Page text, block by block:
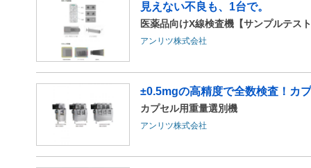
見えない不良も、1台で。
医薬品向けX線検査機【サンプルテス
アンリツ株式会社
±0.5mgの高精度で全数検査！カ
カプセル用重量選別機
アンリツ株式会社